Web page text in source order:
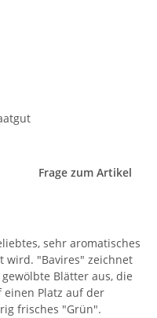
Frage zum Artikel
sehr aromatisches
wird. "Bavires" zeichnet
Blätter aus, die
Platz auf der
frisches "Grün".